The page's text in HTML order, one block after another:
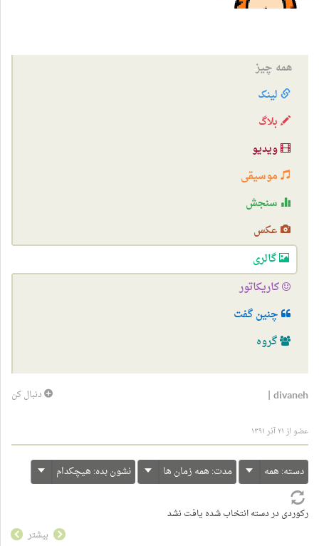
همه چیز
لینک
بلاگ
ویدیو
موسیقی
سنجش
عکس
گالری
کاریکاتور
چنین گفت
گروه
دنبال کن divaneh
|
عضو از ۲۱ آذر ۱۳۹۱
دسته: همه مدت: همه زمان ها نشون بده: هیچکدام
رکوردی در دسته انتخاب شده یافت نشد
بیشتر